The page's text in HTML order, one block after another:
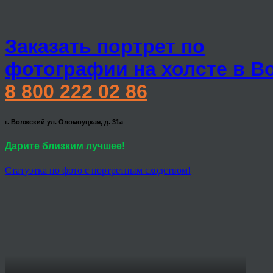
Заказать портрет по
фотографии на холсте в
8 800 222 02 86
г. Волжский ул. Оломоуцкая, д. 31а
Дарите близким лучшее!
Статуэтка по фото с портретным сходством!